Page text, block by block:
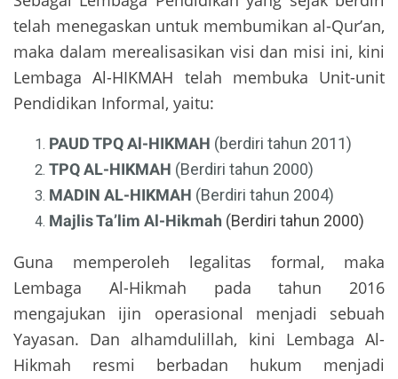
telah menegaskan untuk membumikan al-Qur’an,
maka dalam merealisasikan visi dan misi ini, kini
Lembaga Al-HIKMAH telah membuka Unit-unit
Pendidikan Informal, yaitu:
PAUD TPQ Al-HIKMAH (berdiri tahun 2011)
TPQ AL-HIKMAH (Berdiri tahun 2000)
MADIN AL-HIKMAH (Berdiri tahun 2004)
Majlis Ta’lim Al-Hikmah (Berdiri tahun 2000)
Guna memperoleh legalitas formal, maka
Lembaga Al-Hikmah pada tahun 2016
mengajukan ijin operasional menjadi sebuah
Yayasan. Dan alhamdulillah, kini Lembaga Al-
Hikmah resmi berbadan hukum menjadi